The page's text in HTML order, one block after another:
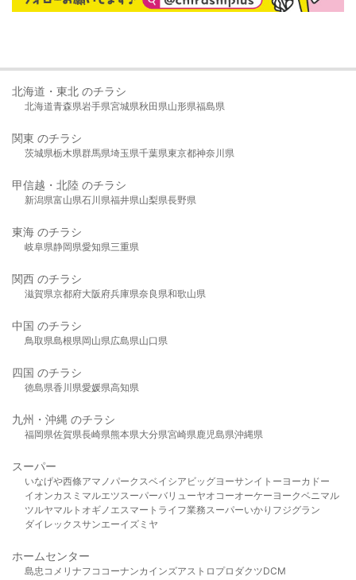
北海道・東北 のチラシ
北海道青森県岩手県宮城県秋田県山形県福島県
関東 のチラシ
茨城県栃木県群馬県埼玉県千葉県東京都神奈川県
甲信越・北陸 のチラシ
新潟県富山県石川県福井県山梨県長野県
東海 のチラシ
岐阜県静岡県愛知県三重県
関西 のチラシ
滋賀県京都府大阪府兵庫県奈良県和歌山県
中国 のチラシ
鳥取県島根県岡山県広島県山口県
四国 のチラシ
徳島県香川県愛媛県高知県
九州・沖縄 のチラシ
福岡県佐賀県長崎県熊本県大分県宮崎県鹿児島県沖縄県
スーパー
いなげや西條アマノパークスベイシア ビッグヨーサンイトーヨーカドー
イオンカスミ マルエツスーパーバリューヤオコーオーケー ヨークベニマル
ツルヤマルト オギノ エスマート ライフ業務スーパーいかり フジグラン
ダイレックスサンエーイズミヤ
ホームセンター
島忠 コメリ ナフコ コーナンカインズアストロプロダクツDCM